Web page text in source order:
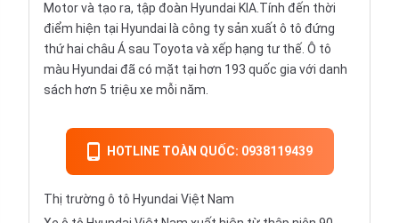
Motor và tạo ra, tập đoàn Hyundai KIA.Tính đến thời
điểm hiện tại Hyundai là công ty sản xuất ô tô đứng
thứ hai châu Á sau Toyota và xếp hạng tư thế. Ô tô
màu Hyundai đã có mặt tại hơn 193 quốc gia với danh
sách hơn 5 triệu xe mỗi năm.
HOTLINE TOÀN QUỐC: 0938119439
Thị trường ô tô Hyundai Việt Nam